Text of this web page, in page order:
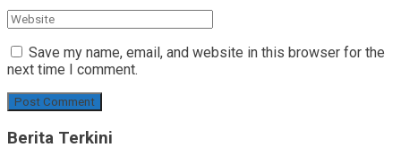
Save my name, email, and website in this browser for the
next time I comment.
Berita Terkini